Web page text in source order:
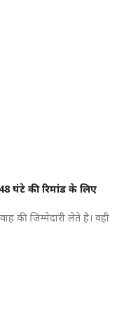
घंटे की रिमांड के लिए
की जिम्मेदारी लेते है। वही